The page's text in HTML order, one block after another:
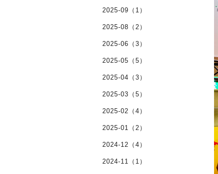
2025-09（1）
2025-08（2）
2025-06（3）
2025-05（5）
2025-04（3）
2025-03（5）
2025-02（4）
2025-01（2）
2024-12（4）
2024-11（1）